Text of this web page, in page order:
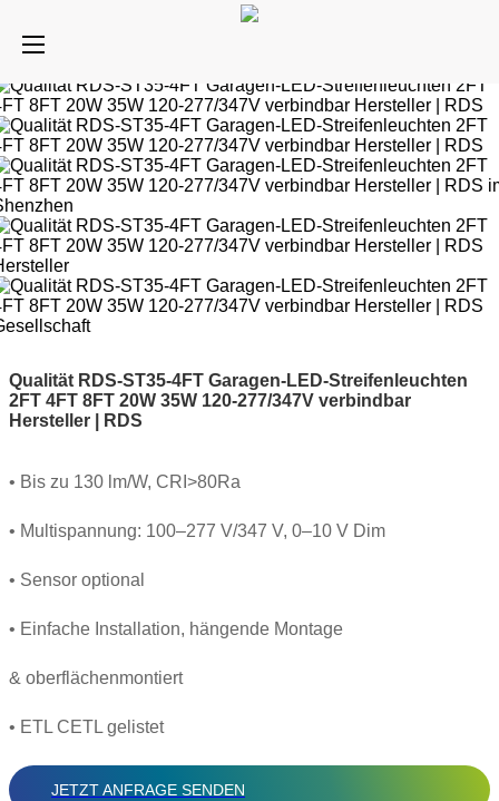
Qualität RDS-ST35-4FT Garagen-LED-Streifenleuchten
2FT 4FT 8FT 20W 35W 120-277/347V verbindbar
Hersteller | RDS
• Bis zu 130 lm/W, CRI>80Ra
• Multispannung: 100–277 V/347 V, 0–10 V Dim
• Sensor optional
• Einfache Installation, hängende Montage
& oberflächenmontiert
• ETL CETL gelistet
JETZT ANFRAGE SENDEN